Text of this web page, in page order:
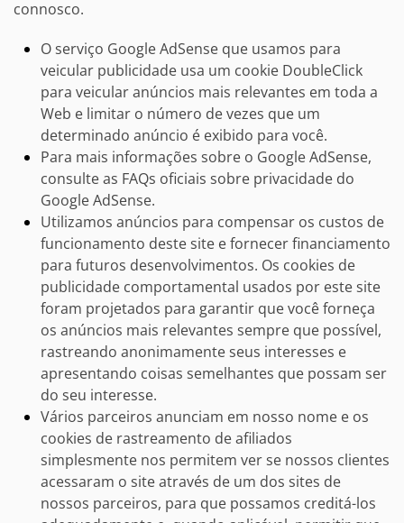
connosco.
O serviço Google AdSense que usamos para
veicular publicidade usa um cookie DoubleClick
para veicular anúncios mais relevantes em toda a
Web e limitar o número de vezes que um
determinado anúncio é exibido para você.
Para mais informações sobre o Google AdSense,
consulte as FAQs oficiais sobre privacidade do
Google AdSense.
Utilizamos anúncios para compensar os custos de
funcionamento deste site e fornecer financiamento
para futuros desenvolvimentos. Os cookies de
publicidade comportamental usados ​​por este site
foram projetados para garantir que você forneça
os anúncios mais relevantes sempre que possível,
rastreando anonimamente seus interesses e
apresentando coisas semelhantes que possam ser
do seu interesse.
Vários parceiros anunciam em nosso nome e os
cookies de rastreamento de afiliados
simplesmente nos permitem ver se nossos clientes
acessaram o site através de um dos sites de
nossos parceiros, para que possamos creditá-los